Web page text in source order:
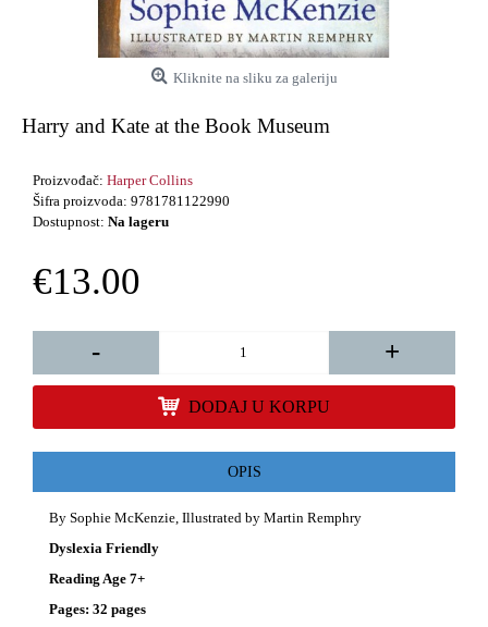
Kliknite na sliku za galeriju
Harry and Kate at the Book Museum
Proizvođač: Harper Collins
Šifra proizvoda: 9781781122990
Dostupnost: Na lageru
€13.00
- +
DODAJ U KORPU
OPIS
By Sophie McKenzie, Illustrated by Martin Remphry
Dyslexia Friendly
Reading Age 7+
Pages: 32 pages